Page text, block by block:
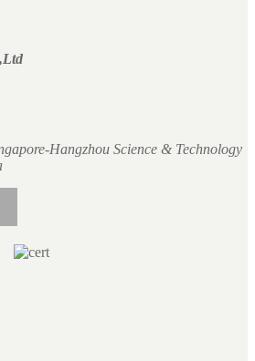
Hangzhou Science & Technology